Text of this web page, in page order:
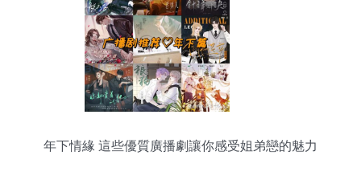
年下情緣 這些優質廣播劇讓你感受姐弟戀的魅力